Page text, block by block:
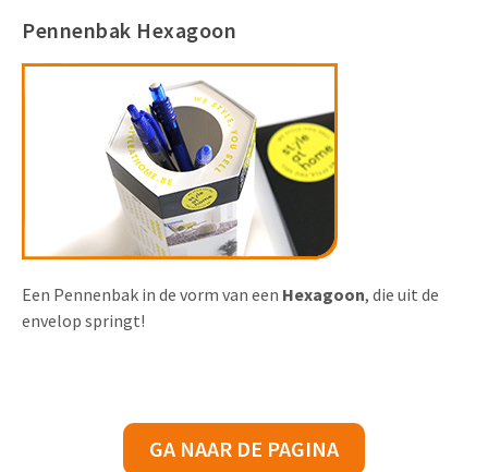
Pennenbak Hexagoon
Een Pennenbak in de vorm van een Hexagoon, die uit de
envelop springt!
GA NAAR DE PAGINA